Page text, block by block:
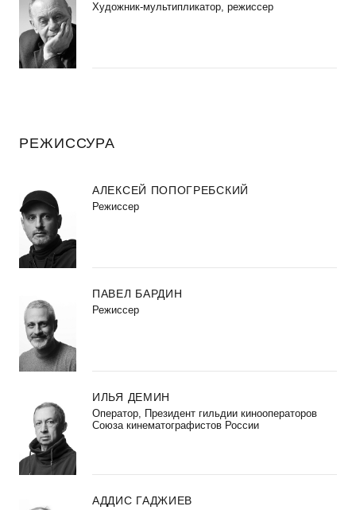
Художник-мультипликатор, режиссер
РЕЖИССУРА
АЛЕКСЕЙ ПОПОГРЕБСКИЙ
Режиссер
ПАВЕЛ БАРДИН
Режиссер
ИЛЬЯ ДЕМИН
Оператор, Президент гильдии кинооператоров
Союза кинематографистов России
АДДИС ГАДЖИЕВ